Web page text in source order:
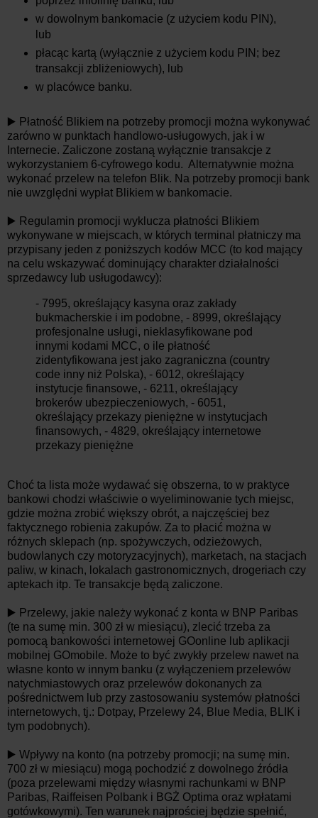
w dowolnym bankomacie (z użyciem kodu PIN),
lub
płacąc kartą (wyłącznie z użyciem kodu PIN; bez
transakcji zbliżeniowych), lub
w placówce banku.
▶️ Płatność Blikiem na potrzeby promocji można wykonywać
zarówno w punktach handlowo-usługowych, jak i w
Internecie. Zaliczone zostaną wyłącznie transakcje z
wykorzystaniem 6-cyfrowego kodu. Alternatywnie można
wykonać przelew na telefon Blik. Na potrzeby promocji bank
nie uwzględni wypłat Blikiem w bankomacie.
▶️ Regulamin promocji wyklucza płatności Blikiem
wykonywane w miejscach, w których terminal płatniczy ma
przypisany jeden z poniższych kodów MCC (to kod mający
na celu wskazywać dominujący charakter działalności
sprzedawcy lub usługodawcy):
- 7995, określający kasyna oraz zakłady
bukmacherskie i im podobne, - 8999, określający
profesjonalne usługi, nieklasyfikowane pod
innymi kodami MCC, o ile płatność
zidentyfikowana jest jako zagraniczna (country
code inny niż Polska), - 6012, określający
instytucje finansowe, - 6211, określający
brokerów ubezpieczeniowych, - 6051,
określający przekazy pieniężne w instytucjach
finansowych, - 4829, określający internetowe
przekazy pieniężne
Choć ta lista może wydawać się obszerna, to w praktyce
bankowi chodzi właściwie o wyeliminowanie tych miejsc,
gdzie można zrobić większy obrót, a najczęściej bez
faktycznego robienia zakupów. Za to płacić można w
różnych sklepach (np. spożywczych, odzieżowych,
budowlanych czy motoryzacyjnych), marketach, na stacjach
paliw, w kinach, lokalach gastronomicznych, drogeriach czy
aptekach itp. Te transakcje będą zaliczone.
▶️ Przelewy, jakie należy wykonać z konta w BNP Paribas
(te na sumę min. 300 zł w miesiącu), zlecić trzeba za
pomocą bankowości internetowej GOonline lub aplikacji
mobilnej GOmobile. Może to być zwykły przelew nawet na
własne konto w innym banku (z wyłączeniem przelewów
natychmiastowych oraz przelewów dokonanych za
pośrednictwem lub przy zastosowaniu systemów płatności
internetowych, tj.: Dotpay, Przelewy 24, Blue Media, BLIK i
tym podobnych).
▶️ Wpływy na konto (na potrzeby promocji; na sumę min.
700 zł w miesiącu) mogą pochodzić z dowolnego źródła
(poza przelewami między własnymi rachunkami w BNP
Paribas, Raiffeisen Polbank i BGŻ Optima oraz wpłatami
gotówkowymi). Ten warunek najprościej będzie spełnić,